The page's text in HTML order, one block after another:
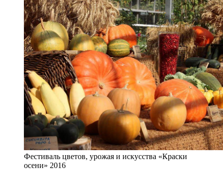
Фестиваль цветов, урожая и искусства «Краски
осени» 2016